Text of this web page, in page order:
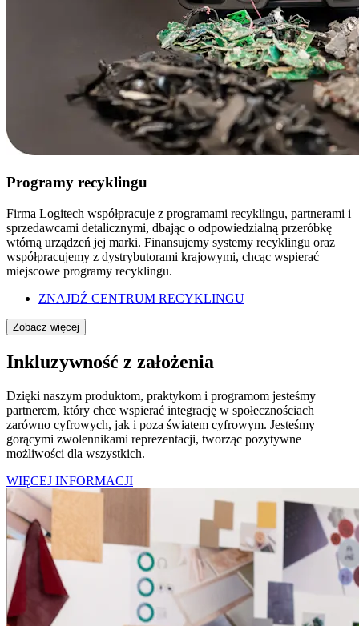
Programy recyklingu
Firma Logitech współpracuje z programami recyklingu, partnerami i
sprzedawcami detalicznymi, dbając o odpowiedzialną przeróbkę
wtórną urządzeń jej marki. Finansujemy systemy recyklingu oraz
współpracujemy z dystrybutorami krajowymi, chcąc wspierać
miejscowe programy recyklingu.
ZNAJDŹ CENTRUM RECYKLINGU
Zobacz więcej
Inkluzywność z założenia
Dzięki naszym produktom, praktykom i programom jesteśmy
partnerem, który chce wspierać integrację w społecznościach
zarówno cyfrowych, jak i poza światem cyfrowym. Jesteśmy
gorącymi zwolennikami reprezentacji, tworząc pozytywne
możliwości dla wszystkich.
WIĘCEJ INFORMACJI